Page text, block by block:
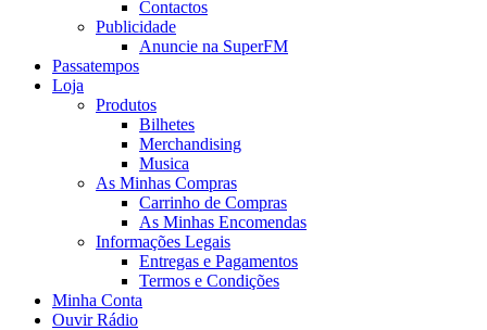
Contactos
Publicidade
Anuncie na SuperFM
Passatempos
Loja
Produtos
Bilhetes
Merchandising
Musica
As Minhas Compras
Carrinho de Compras
As Minhas Encomendas
Informações Legais
Entregas e Pagamentos
Termos e Condições
Minha Conta
Ouvir Rádio